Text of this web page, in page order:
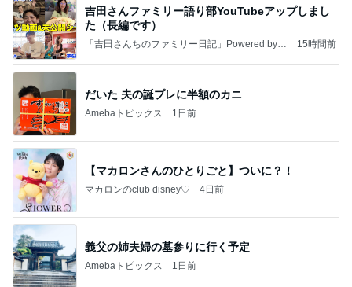
吉田さんファミリー語り部YouTubeアップしまし
た（長編です）
「吉田さんちのファミリー日記」Powered by A
15時間前
だいた 夫の誕プレに半額のカニ
Amebaトピックス 1日前
【マカロンさんのひとりごと】ついに？！
マカロンのclub disney♡ 4日前
義父の姉夫婦の墓参りに行く予定
Amebaトピックス 1日前